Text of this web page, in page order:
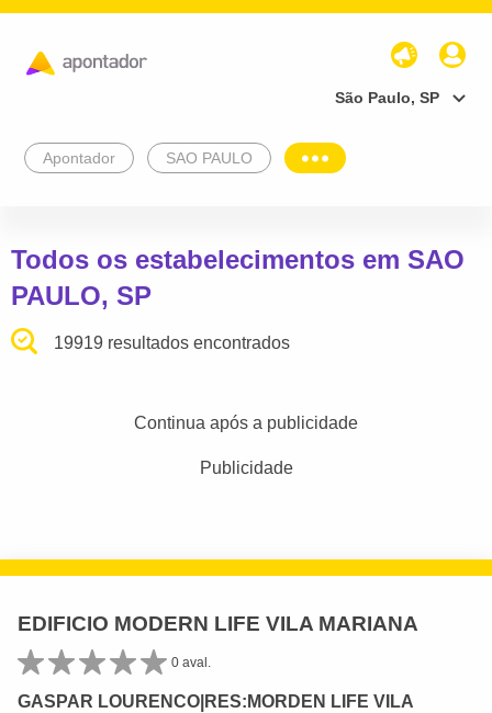
São Paulo, SP
Apontador SAO PAULO
Todos os estabelecimentos em SAO
PAULO, SP
19919 resultados encontrados
Continua após a publicidade
Publicidade
EDIFICIO MODERN LIFE VILA MARIANA
0 aval.
GASPAR LOURENCO|RES:MORDEN LIFE VILA